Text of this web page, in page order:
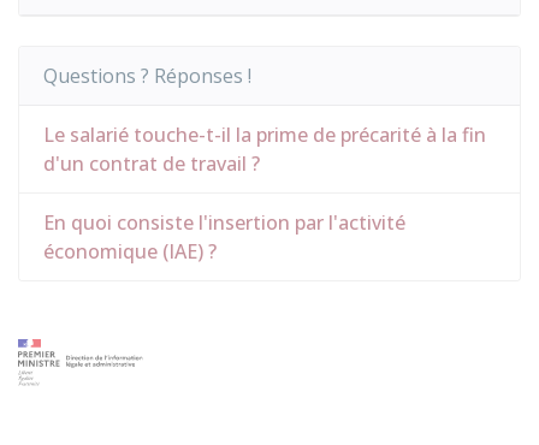
Questions ? Réponses !
Le salarié touche-t-il la prime de précarité à la fin
d'un contrat de travail ?
En quoi consiste l'insertion par l'activité
économique (IAE) ?